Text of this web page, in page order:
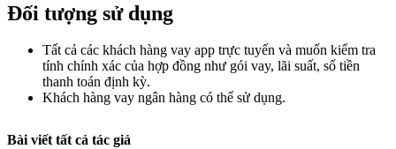
Đối tượng sử dụng
Tất cả các khách hàng vay app trực tuyến và muốn kiểm tra
tính chính xác của hợp đồng như gói vay, lãi suất, số tiền
thanh toán định kỳ.
Khách hàng vay ngân hàng có thể sử dụng.
Bài viết tất cả tác giả